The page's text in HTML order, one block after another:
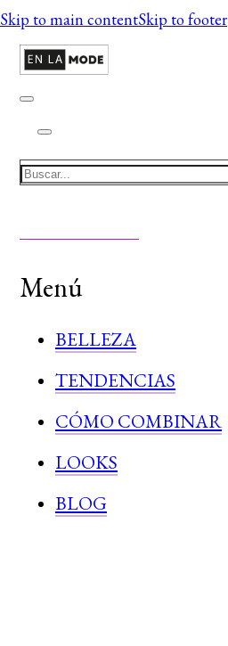
Skip to main contentSkip to footer
Search
Menú
BELLEZA
TENDENCIAS
CÓMO COMBINAR
LOOKS
BLOG